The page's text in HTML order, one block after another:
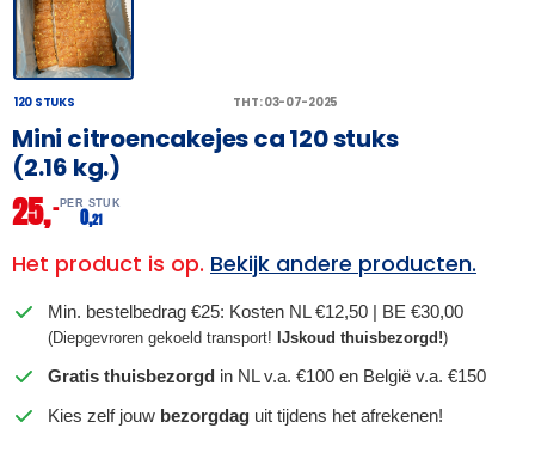
120 STUKS THT: 03-07-2025
Mini citroencakejes ca 120 stuks
(2.16 kg.)
25,– PER STUK
0,21
Het product is op. Bekijk andere producten.
Min. bestelbedrag €25: Kosten NL €12,50 | BE €30,00
(Diepgevroren gekoeld transport! IJskoud thuisbezorgd!)
Gratis thuisbezorgd in NL v.a. €100 en België v.a. €150
Kies zelf jouw bezorgdag uit tijdens het afrekenen!